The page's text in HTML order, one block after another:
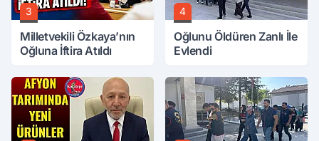
3
Milletvekili Özkaya’nın
Oğluna İftira Atıldı
4
Oğlunu Öldüren Zanlı İle
Evlendi